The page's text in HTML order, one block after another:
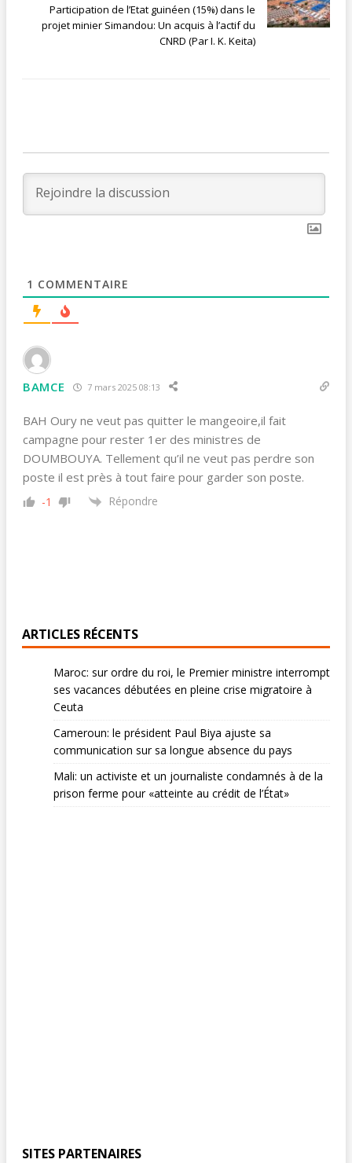
Participation de l’Etat guinéen (15%) dans le
projet minier Simandou: Un acquis à l’actif du
CNRD (Par I. K. Keita)
1 COMMENTAIRE
BAMCE 7 mars 2025 08:13
BAH Oury ne veut pas quitter le mangeoire,il fait
campagne pour rester 1er des ministres de
DOUMBOUYA. Tellement qu’il ne veut pas perdre son
poste il est près à tout faire pour garder son poste.
-1 Répondre
ARTICLES RÉCENTS
Maroc: sur ordre du roi, le Premier ministre interrompt
ses vacances débutées en pleine crise migratoire à
Ceuta
Cameroun: le président Paul Biya ajuste sa
communication sur sa longue absence du pays
Mali: un activiste et un journaliste condamnés à de la
prison ferme pour «atteinte au crédit de l’État»
SITES PARTENAIRES